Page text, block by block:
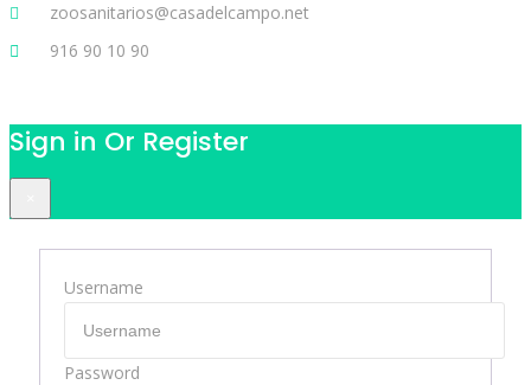
zoosanitarios@casadelcampo.net
916 90 10 90
Sign in Or Register
Username
Password